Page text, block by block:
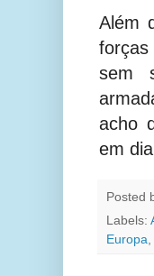
Além
sem
acho
em
Posted
Labels:
Europa,